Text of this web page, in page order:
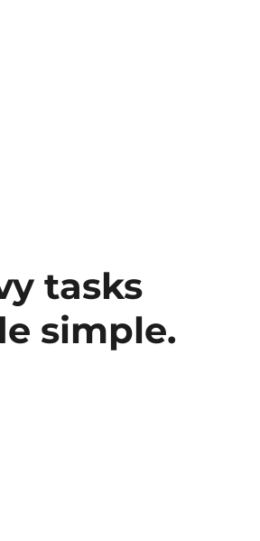
tasks
simple.